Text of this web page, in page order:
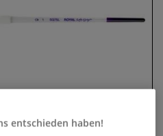
entschieden haben!